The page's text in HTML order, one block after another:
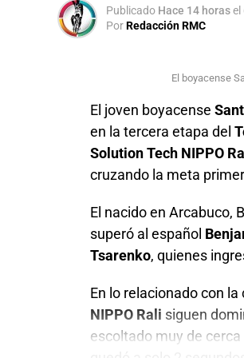
El equipo NU Colombia
La clasificación general
Publicado Hace 14 horasel
PorRedacción RMC
El boyacense
El joven boyacense
en la tercera etapa del
Solution Tech NIPPO
cruzando la meta
El nacido en Arcabuco,
superó al español
Tsarenko, quienes
En lo relacionado con
NIPPO Rali siguen
escoltado muy de